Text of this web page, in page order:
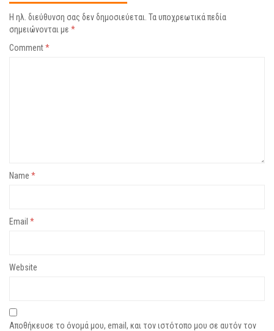
Η ηλ. διεύθυνση σας δεν δημοσιεύεται. Τα υποχρεωτικά πεδία
σημειώνονται με *
Comment*
Name *
Email *
Website
Αποθήκευσε το όνομά μου, email, και τον ιστότοπο μου σε αυτόν τον